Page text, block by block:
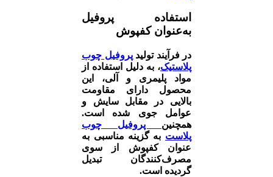
استفاده پروفیل
به‌عنوان کفپوش
در فرآیند تولیدپروفیل چوب
پلاستیک، به دلیل استفاده از
مواد پلیمری و آلی، این
محصول دارای مقاومت
بالایی در مقابل سایش و
عوامل جوی شده است.
همچنین پروفیل چوب
پلاست به گزینه مناسبی به
عنوان کفپوش از سوی
مصرف‌کنندگان تبدیل
گردیده است.